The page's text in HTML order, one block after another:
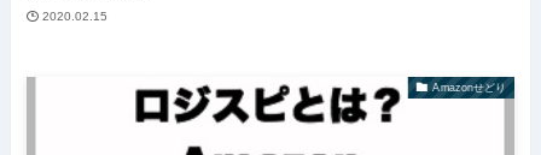
2020.02.15
Amazonせどり